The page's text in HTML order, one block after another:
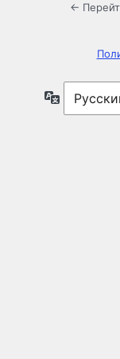
←
Язык